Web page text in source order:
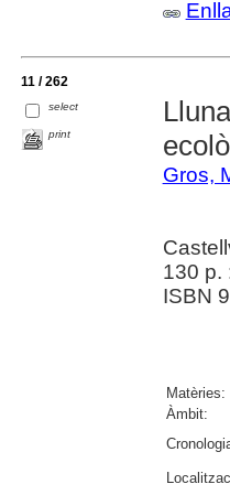
11 / 262
select
print
Gros,
130 p.
ISBN
Matèries:
Àmbit: